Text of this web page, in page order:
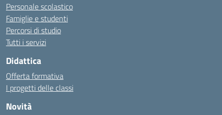
Personale scolastico
Famiglie e studenti
Percorsi di studio
Tutti i servizi
Didattica
Offerta formativa
I progetti delle classi
Novità